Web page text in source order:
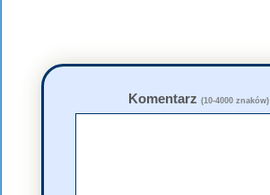
Komentarz (10-4000 znaków)